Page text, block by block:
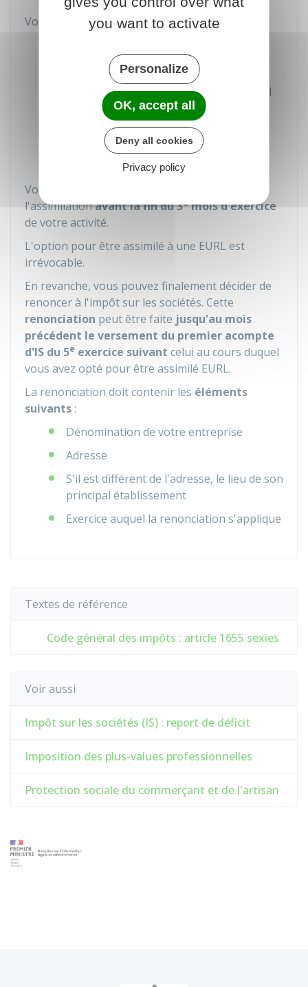
Vous devez indiquer les éléments suivants
Dénomination: Entrepreneur individuel
Adresse
Signature
Vous devez notifier votre option pour
l'assimilationavant la fin du 3emois d'exercice
de votre activité.
L'option pour être assimilé à une EURL est
irrévocable.
En revanche, vous pouvez finalement décider de
renoncer à l'impôt sur les sociétés. Cette
renonciation peut être faite jusqu'au mois
précédent le versement du premier acompte
d'IS du 5e exercice suivant celui au cours duquel
vous avez opté pour être assimilé EURL.
La renonciation doit contenir les éléments
suivants :
Dénomination de votre entreprise
Adresse
S'il est différent de l'adresse, le lieu de son
principal établissement
Exercice auquel la renonciation s'applique
Textes de référence
Code général des impôts : article 1655 sexies
Voir aussi
Impôt sur les sociétés (IS) : report de déficit
Imposition des plus-values professionnelles
Protection sociale du commerçant et de l'artisan
you want to activate
Personalize
OK, accept all
Deny all cookies
Privacy policy